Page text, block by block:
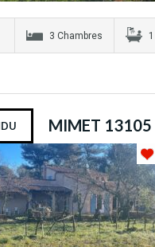
3 Chambres
MIMET 13105